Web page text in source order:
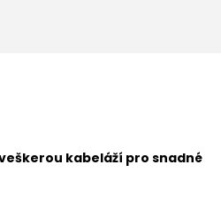
kabeláží pro snadné